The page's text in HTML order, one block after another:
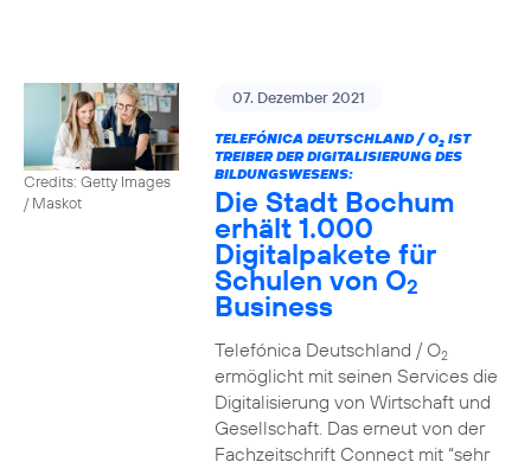
Credits: Getty Images
/ Maskot
07. Dezember 2021
TELEFÓNICA DEUTSCHLAND / O2IST
TREIBER DER DIGITALISIERUNG DES
BILDUNGSWESENS:
Die Stadt Bochum
erhält 1.000
Digitalpakete für
Schulen von O2
Business
Telefónica Deutschland / O2
ermöglicht mit seinen Services die
Digitalisierung von Wirtschaft und
Gesellschaft. Das erneut von der
Fachzeitschrift Connect mit “sehr